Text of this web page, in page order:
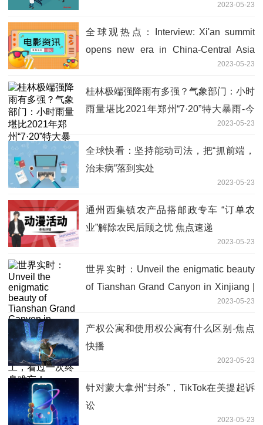
2023-05-23
全球观热点：Interview: Xi'an summit
opens new era in China-Central Asia
cooperation, says Uzbek expert | 中国—
中亚峰会专家谈：开启中国—中亚合作新
篇章
2023-05-23
桂林极端强降雨有多强？气象部门：小时
雨量堪比2021年郑州“7·20”特大暴雨-今
2023-05-23
全球快看：坚持能动司法，把“抓前端，
治未病”落到实处
2023-05-23
通州西集镇农产品搭邮政专车 “订单农
业”解除农民后顾之忧 焦点速递
2023-05-23
世界实时：Unveil the enigmatic beauty
of Tianshan Grand Canyon in Xinjiang |
新疆天山神秘大峡谷：大自然的鬼斧神
工，看过一次终身难忘！
2023-05-23
产权公寓和使用权公寓有什么区别-焦点
快播
2023-05-23
针对蒙大拿州“封杀”，TikTok在美提起诉
讼
2023-05-23